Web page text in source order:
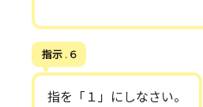
指示 . 6
指を「１」にしなさい。